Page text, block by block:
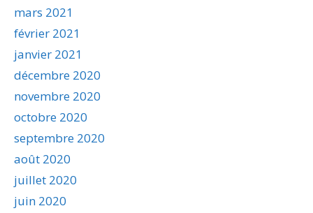
mars 2021
février 2021
janvier 2021
décembre 2020
novembre 2020
octobre 2020
septembre 2020
août 2020
juillet 2020
juin 2020